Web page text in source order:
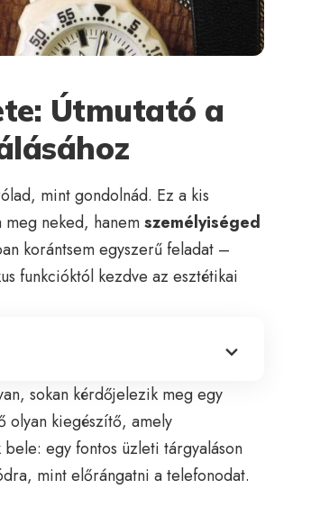
Útmutató a
mint gondolnád. Ez a kis
neked, hanemszemélyiséged
korántsem egyszerű feladat –
funkcióktól kezdve az esztétikai
sokan kérdőjelezik meg egy
olyan kiegészítő, amely
egy fontos üzleti tárgyaláson
mint előrángatni a telefonodat.